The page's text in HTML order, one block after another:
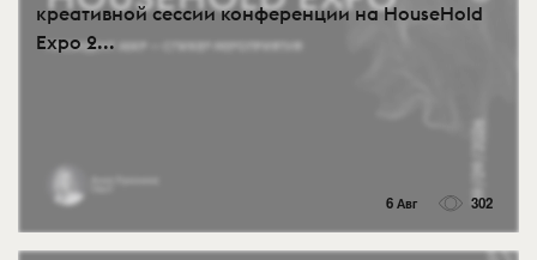
креативной сессии конференции на HouseHold
Expo 2...
6 Авг 302